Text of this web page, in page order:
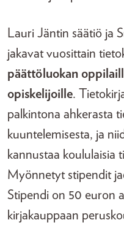
Lauri Jäntin säätiö ja
jakavat vuosittain
päättöluokan
opiskelijoille.
palkintona ahkerasta
kuuntelemisesta, ja
kannustaa koululaisia
Myönnetyt stipendit
Stipendi on 50 euron
kirjakauppaan